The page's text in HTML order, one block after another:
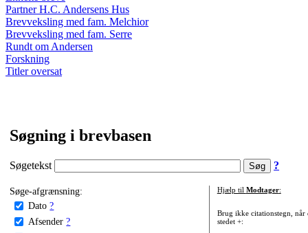
Partner H.C. Andersens Hus
Brevveksling med fam. Melchior
Brevveksling med fam. Serre
Rundt om Andersen
Forskning
Titler oversat
Søgning i brevbasen
Søgetekst ?
Søge-afgrænsning:
Dato ?
Afsender ?
Hjælp til Modtager:
Brug ikke citationstegn, når
stedet +: